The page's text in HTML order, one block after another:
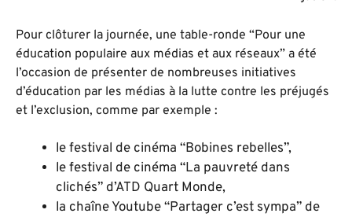
Pour clôturer la journée, une table-ronde “Pour une
éducation populaire aux médias et aux réseaux” a été
l’occasion de présenter de nombreuses initiatives
d’éducation par les médias à la lutte contre les préjugés
et l’exclusion, comme par exemple :
le festival de cinéma “Bobines rebelles”,
le festival de cinéma “La pauvreté dans
clichés” d’ATD Quart Monde,
la chaîne Youtube “Partager c’est sympa” de